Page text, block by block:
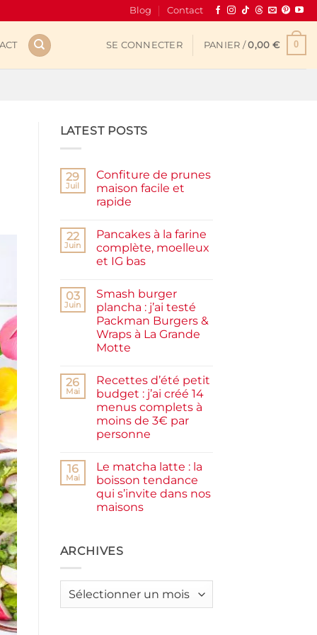
Blog Contact
SE CONNECTER PANIER /0,00 € 0
LATEST POSTS
29
Juil
Confiture de prunes
maison facile et
rapide
sur
Confiture
de
prunes
et
rapide
22
Juin
Pancakes à la farine
complète, moelleux
et IG bas
sur
Pancakes
à
la
farine
complète,
moelleux
bas
03
Juin
Smash burger
plancha : j’ai testé
Packman Burgers &
Wraps à La Grande
Motte
sur
Smash
burger
plancha :
j’ai
testé
Packman
à
La
Grande
Motte
26
Mai
Recettes d’été petit
budget : j’ai créé 14
menus complets à
moins de 3€ par
personne
sur
Recettes
d’été
petit
budget
menus
complets
3€
16
Mai
Le matcha latte : la
boisson tendance
qui s’invite dans nos
maisons
Le
matcha
boisson
ARCHIVES
Archives